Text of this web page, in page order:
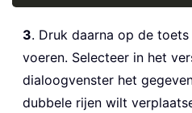
3. Druk daarna op de toets
voeren. Selecteer in het
dialoogvenster het
dubbele rijen wilt